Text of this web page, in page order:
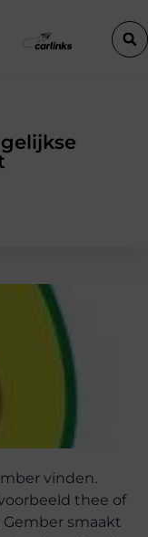
vervangen?
vinden.
thee of
smaakt